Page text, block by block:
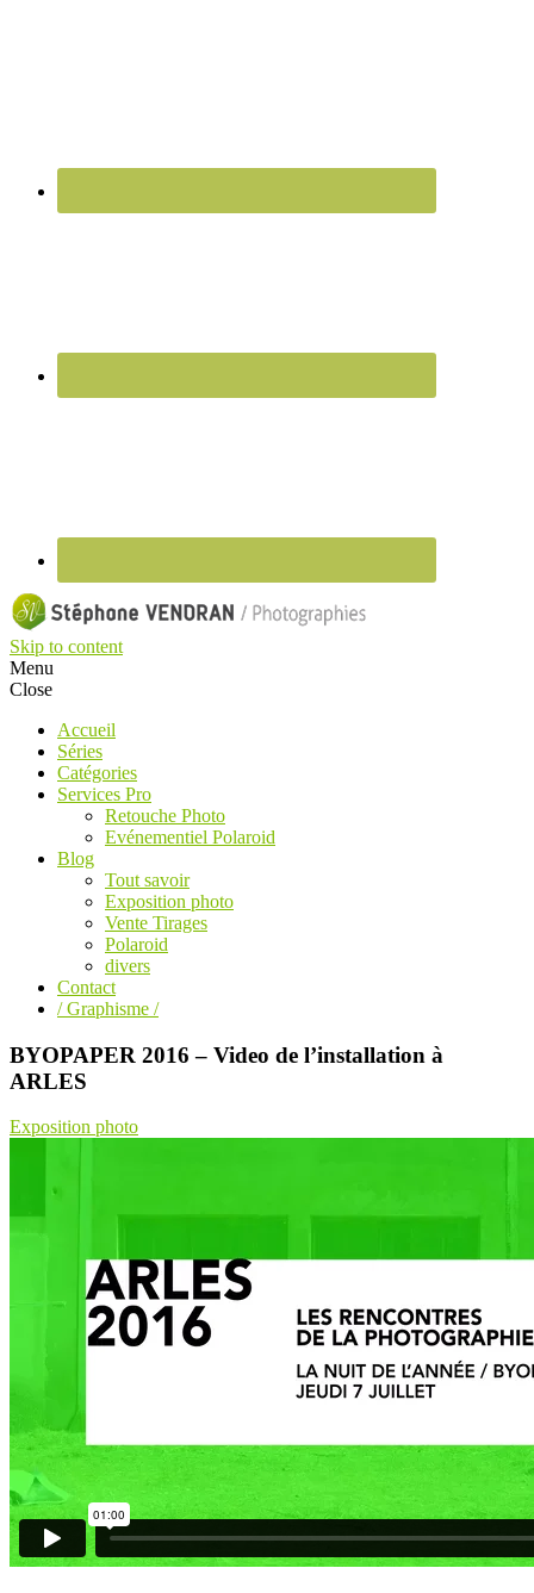
Skip to content
Menu
Close
Accueil
Séries
Catégories
Services Pro
Retouche Photo
Evénementiel Polaroid
Blog
Tout savoir
Exposition photo
Vente Tirages
Polaroid
divers
Contact
/ Graphisme /
BYOPAPER 2016 – Video de l’installation à
ARLES
Exposition photo